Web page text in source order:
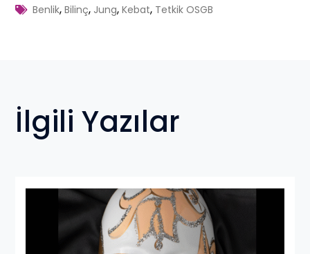
Benlik,Bilinç, Jung,Kebat, Tetkik OSGB
İlgili Yazılar